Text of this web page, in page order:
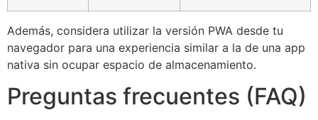
Además, considera utilizar la versión PWA desde tu
navegador para una experiencia similar a la de una app
nativa sin ocupar espacio de almacenamiento.
Preguntas frecuentes (FAQ)